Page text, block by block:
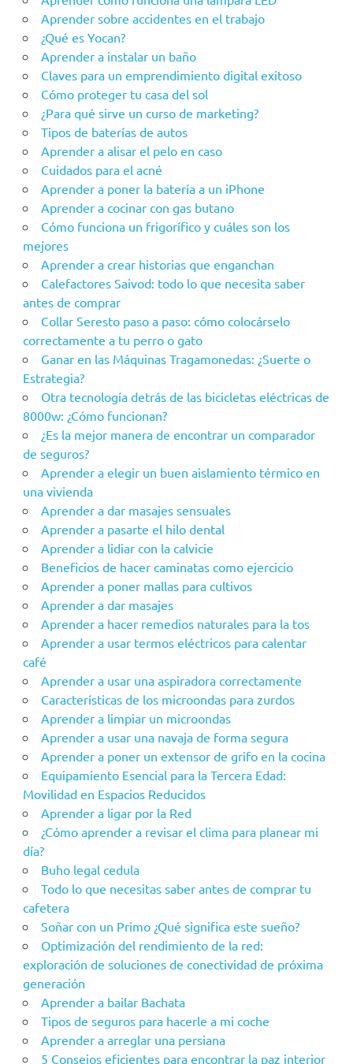
Aprender sobre accidentes en el trabajo
¿Qué es Yocan?
Aprender a instalar un baño
Claves para un emprendimiento digital exitoso
Cómo proteger tu casa del sol
¿Para qué sirve un curso de marketing?
Tipos de baterías de autos
Aprender a alisar el pelo en caso
Cuidados para el acné
Aprender a poner la batería a un iPhone
Aprender a cocinar con gas butano
Cómo funciona un frigorífico y cuáles son los
mejores
Aprender a crear historias que enganchan
Calefactores Saivod: todo lo que necesita saber
antes de comprar
Collar Seresto paso a paso: cómo colocárselo
correctamente a tu perro o gato
Ganar en las Máquinas Tragamonedas: ¿Suerte o
Estrategia?
Otra tecnología detrás de las bicicletas eléctricas de
8000w: ¿Cómo funcionan?
¿Es la mejor manera de encontrar un comparador
de seguros?
Aprender a elegir un buen aislamiento térmico en
una vivienda
Aprender a dar masajes sensuales
Aprender a pasarte el hilo dental
Aprender a lidiar con la calvicie
Beneficios de hacer caminatas como ejercicio
Aprender a poner mallas para cultivos
Aprender a dar masajes
Aprender a hacer remedios naturales para la tos
Aprender a usar termos eléctricos para calentar
café
Aprender a usar una aspiradora correctamente
Características de los microondas para zurdos
Aprender a limpiar un microondas
Aprender a usar una navaja de forma segura
Aprender a poner un extensor de grifo en la cocina
Equipamiento Esencial para la Tercera Edad:
Movilidad en Espacios Reducidos
Aprender a ligar por la Red
¿Cómo aprender a revisar el clima para planear mi
día?
Buho legal cedula
Todo lo que necesitas saber antes de comprar tu
cafetera
Soñar con un Primo ¿Qué significa este sueño?
Optimización del rendimiento de la red:
exploración de soluciones de conectividad de próxima
generación
Aprender a bailar Bachata
Tipos de seguros para hacerle a mi coche
Aprender a arreglar una persiana
5 Consejos eficientes para encontrar la paz interior